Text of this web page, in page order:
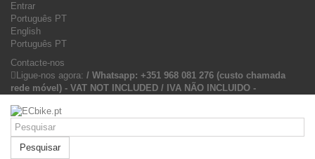
Entrar
Português PT
English
Português PT
Contacte-nos
Ligue-nos agora: / Whatsapp: +351 968 081 276 (custo chamada
rede móvel) - VAT NOT INCLUDED / IVA NÃO INCLUIDO -
Pesquisar